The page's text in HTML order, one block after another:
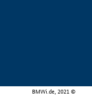
BMWi.de, 2021 ©